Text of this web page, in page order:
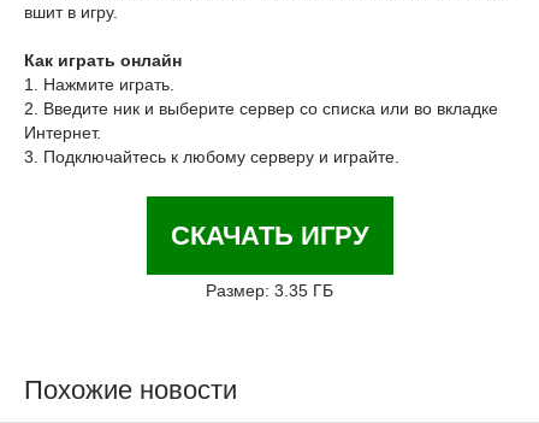
вшит в игру.
Как играть онлайн
1. Нажмите играть.
2. Введите ник и выберите сервер со списка или во вкладке
Интернет.
3. Подключайтесь к любому серверу и играйте.
СКАЧАТЬ ИГРУ
Размер: 3.35 ГБ
Похожие новости